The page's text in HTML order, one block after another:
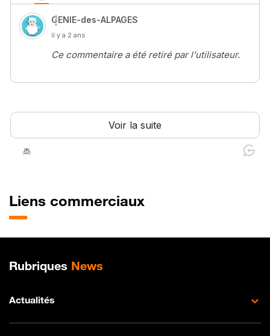
Liens commerciaux
Plan de site
Rubriques News
Actualités